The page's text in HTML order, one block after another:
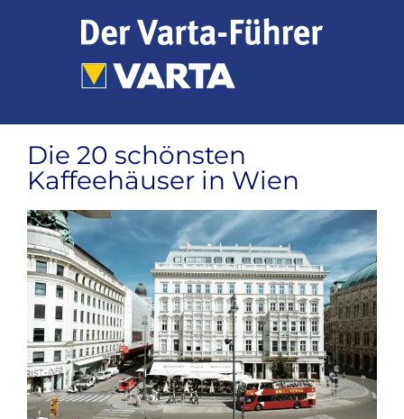
Die 20 schönsten
Kaffeehäuser in Wien
Zeige
grösseres
Bild